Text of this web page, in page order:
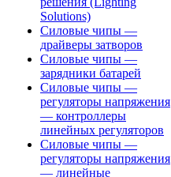
Solutions)
Силовые чипы —
драйверы затворов
Силовые чипы —
зарядники батарей
Силовые чипы —
регуляторы напряжения
— контроллеры
линейных регуляторов
Силовые чипы —
регуляторы напряжения
— линейные